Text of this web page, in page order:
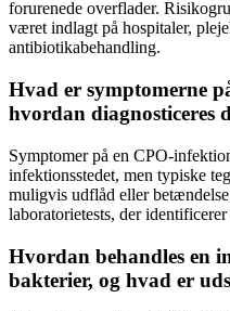
forurenede overflader.
været indlagt på hospitaler,
antibiotikabehandling.
Hvad er symptomerne
hvordan diagnosticeres
Symptomer på en CPO-
infektionsstedet, men typiske
muligvis udflåd eller
laboratorietests, der
Hvordan behandles en
bakterier, og hvad er